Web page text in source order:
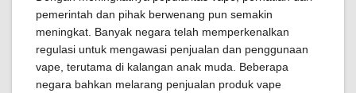
pemerintah dan pihak berwenang pun semakin
meningkat. Banyak negara telah memperkenalkan
regulasi untuk mengawasi penjualan dan penggunaan
vape, terutama di kalangan anak muda. Beberapa
negara bahkan melarang penjualan produk vape